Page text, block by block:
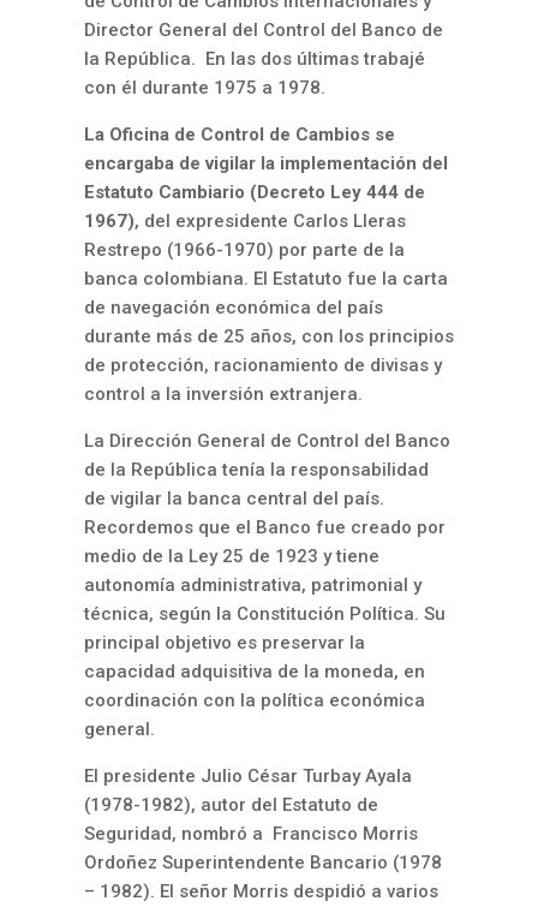
Director General del Control del Banco de
la República. En las dos últimas trabajé
con él durante 1975 a 1978.
La Oficina de Control de Cambios se
encargaba de vigilar la implementación del
Estatuto Cambiario (Decreto Ley 444 de
1967), del expresidente Carlos Lleras
Restrepo (1966-1970) por parte de la
banca colombiana. El Estatuto fue la carta
de navegación económica del país
durante más de 25 años, con los principios
de protección, racionamiento de divisas y
control a la inversión extranjera.
La Dirección General de Control del Banco
de la República tenía la responsabilidad
de vigilar la banca central del país.
Recordemos que el Banco fue creado por
medio de la Ley 25 de 1923 y tiene
autonomía administrativa, patrimonial y
técnica, según la Constitución Política. Su
principal objetivo es preservar la
capacidad adquisitiva de la moneda, en
coordinación con la política económica
general.
El presidente Julio César Turbay Ayala
(1978-1982), autor del Estatuto de
Seguridad, nombró a Francisco Morris
Ordoñez Superintendente Bancario (1978
– 1982). El señor Morris despidió a varios